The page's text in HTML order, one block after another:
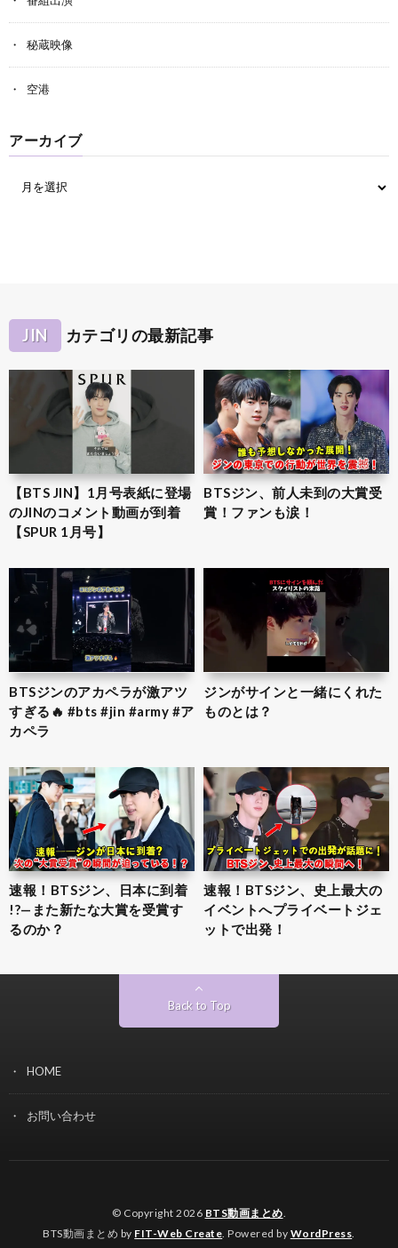
秘蔵映像
空港
アーカイブ
JIN カテゴリの最新記事
【BTS JIN】1月号表紙に登場
のJINのコメント動画が到着
【SPUR 1月号】
BTSジン、前人未到の大賞受
賞！ファンも涙！
BTSジンのアカペラが激アツ
すぎる🔥 #bts #jin #army #ア
カペラ
ジンがサインと一緒にくれた
ものとは？
速報！BTSジン、日本に到着
!?—また新たな大賞を受賞す
るのか？
速報！BTSジン、史上最大の
イベントへプライベートジェ
ットで出発！
Back to Top
HOME
お問い合わせ
© Copyright 2026 BTS動画まとめ.
BTS動画まとめ by FIT-Web Create. Powered by WordPress.